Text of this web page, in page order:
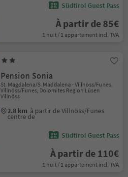
Südtirol Guest Pass
À partir de 85€
1 nuit / 1 appartement incl. TVA
Pension Sonia
St. Magdalena/S. Maddalena - Villnöss/Funes,
Villnöss/Funes, Dolomites Region Lüsen
Villnöss
2.8 km à partir de Villnöss/Funes
centre de
Südtirol Guest Pass
À partir de 110€
1 nuit / 1 appartement incl. TVA